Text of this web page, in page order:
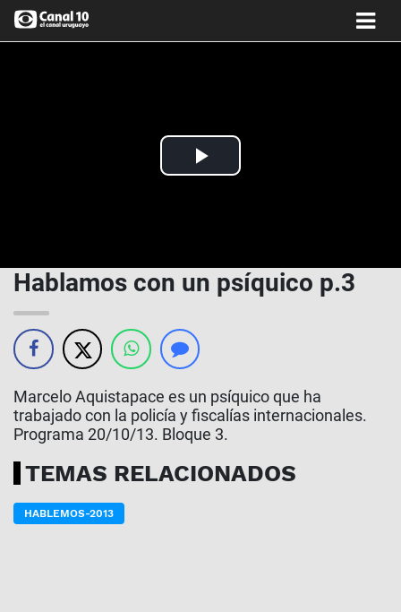
Play
Hablamos con un psíquico p.3
Marcelo Aquistapace es un psíquico que ha
trabajado con la policía y fiscalías internacionales.
Programa 20/10/13. Bloque 3.
TEMAS RELACIONADOS
HABLEMOS-2013